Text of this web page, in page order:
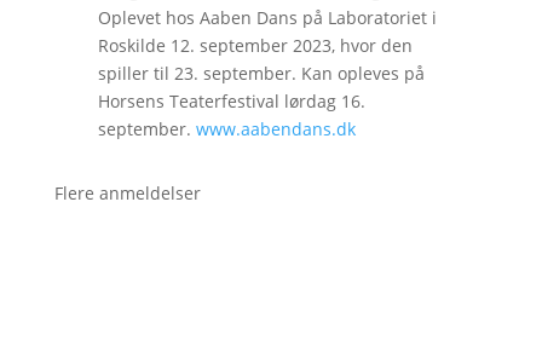
Oplevet hos Aaben Dans på Laboratoriet i
Roskilde 12. september 2023, hvor den
spiller til 23. september. Kan opleves på
Horsens Teaterfestival lørdag 16.
september. www.aabendans.dk
Flere anmeldelser